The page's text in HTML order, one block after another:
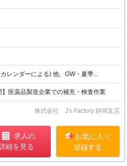
レンダーによる) 他、GW・夏季...
】医薬品製造企業での補充・検査作業
株式会社 J's Factory 静岡支店
求人の
細を見る
お気に入り
登録する